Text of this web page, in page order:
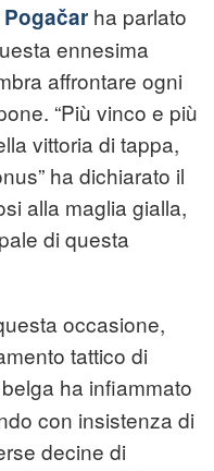
ha parlato
ennesima
affrontare ogni
“Più vinco e più
vittoria di tappa,
ha dichiarato il
alla maglia gialla,
di questa
occasione,
tattico di
ha infiammato
con insistenza di
decine di